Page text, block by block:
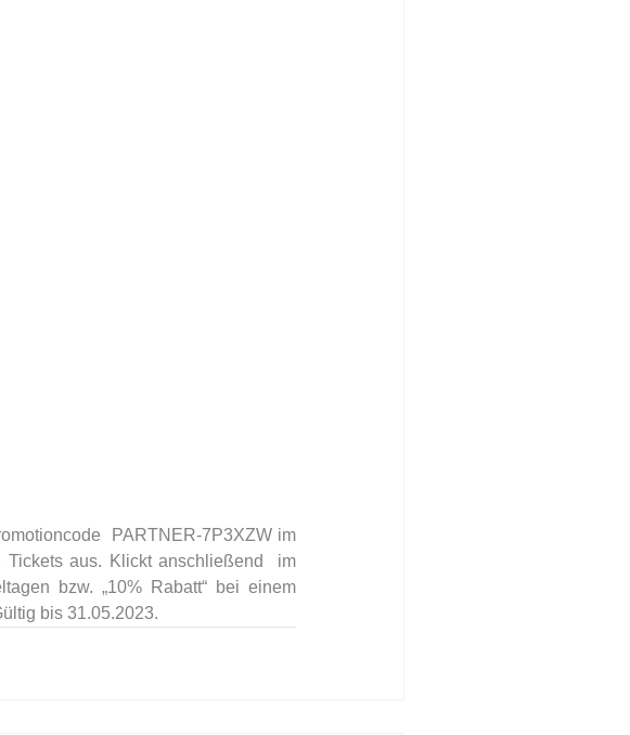
PARTNER-7P3XZW im
aus. Klickt anschließend  im
bzw. „10% Rabatt“ bei einem
bis 31.05.2023.